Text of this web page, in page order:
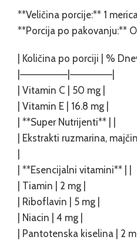
**Veličina porcije:** 1
**Porcija po pakovanju:**
| Količina po porciji | %
|——————–|——————|
| Vitamin C | 50 mg |
| Vitamin E | 16.8 mg |
| **Super Nutrijenti** | |
| Ekstrakti ruzmarina,
| **Esencijalni vitamini** | |
| Tiamin | 2 mg |
| Riboflavin | 5 mg |
| Niacin | 4 mg |
| Pantotenska kiselina | 2